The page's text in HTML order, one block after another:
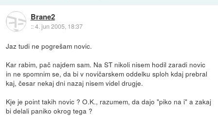
Brane2
::4. jun 2005, 18:37
Jaz tudi ne pogrešam novic.
Kar rabim, pač najdem sam. Na ST nikoli nisem hodil zaradi novic
in ne spomnim se, da bi v novičarskem oddelku sploh kdaj prebral
kaj, česar nekaj dni nazaj nisem videl drugje.
Kje je point takih novic ? O.K., razumem, da dajo "piko na i" a zakaj
bi delali paniko okrog tega ?